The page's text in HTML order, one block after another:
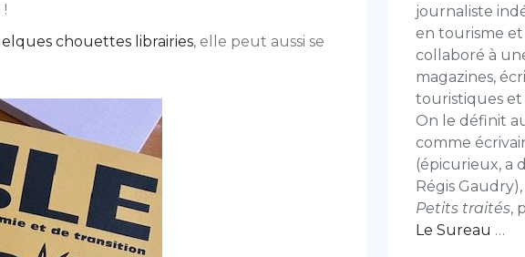
chouettes librairies, elle peut aussi se
journaliste
en tourisme
collaboré à
magazines,
touristiques et
On le définit
comme
(épicurieux, a
Régis
Petits traités,
Le Sureau …